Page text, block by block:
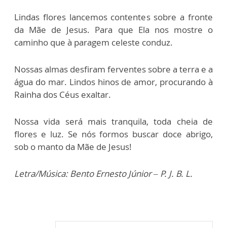
Lindas flores lancemos contentes sobre a fronte
da Mãe de Jesus. Para que Ela nos mostre o
caminho que à paragem celeste conduz.
Nossas almas desfiram ferventes sobre a terra e a
água do mar. Lindos hinos de amor, procurando à
Rainha dos Céus exaltar.
Nossa vida será mais tranquila, toda cheia de
flores e luz. Se nós formos buscar doce abrigo,
sob o manto da Mãe de Jesus!
Letra/Música: Bento Ernesto Júnior – P. J. B. L.